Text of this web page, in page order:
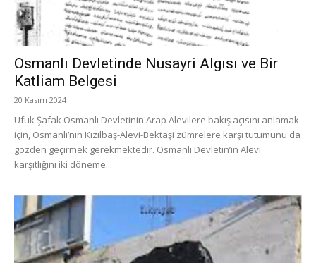
Osmanlı Devletinde Nusayri Algısı ve Bir
Katliam Belgesi
20 Kasım 2024
Ufuk Şafak Osmanlı Devletinin Arap Alevilere bakış açısını anlamak
için, Osmanlı’nın Kızılbaş-Alevi-Bektaşi zümrelere karşı tutumunu da
gözden geçirmek gerekmektedir. Osmanlı Devletin’in Alevi
karşıtlığını iki döneme...